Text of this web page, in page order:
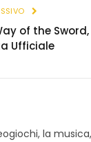
of the
Ufficiale
la